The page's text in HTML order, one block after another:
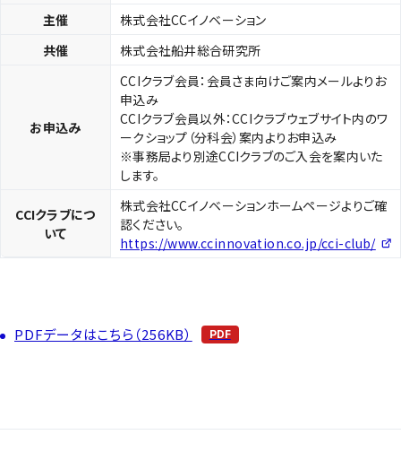
主催
株式会社CCイノベーション
共催
株式会社船井総合研究所
お申込み
CCIクラブ会員：会員さま向けご案内メールよりお
申込み
CCIクラブ会員以外：CCIクラブウェブサイト内のワ
ークショップ（分科会）案内よりお申込み
※事務局より別途CCIクラブのご入会を案内いた
します。
CCIクラブにつ
いて
株式会社CCイノベーションホームページよりご確
認ください。
https://www.ccinnovation.co.jp/cci-club/
PDFデータはこちら（256KB）